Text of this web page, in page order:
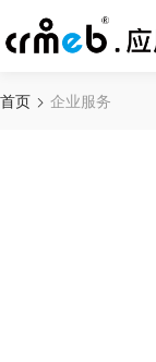
首页 企业服务